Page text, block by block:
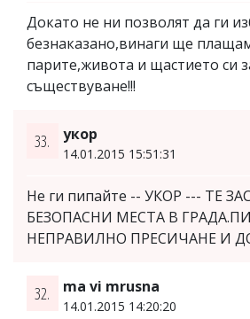
Докато не ни позволят да ги
безнаказано,винаги ще
парите,живота и щастието си
съществуване!!!
33. укор
14.01.2015 15:51:31
Не ги пипайте -- УКОР --- ТЕ
БЕЗОПАСНИ МЕСТА В
НЕПРАВИЛНО ПРЕСИЧАНЕ И
32. ma vi mrusna
14.01.2015 14:20:20